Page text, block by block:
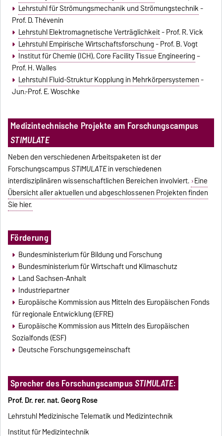
Lehrstuhl für Strömungsmechanik und Strömungstechnik-
Prof. D. Thévenin
Lehrstuhl Elektromagnetische Verträglichkeit- Prof. R. Vick
Lehrstuhl Empirische Wirtschaftsforschung- Prof. B. Vogt
Institut für Chemie (ICH), Core Facility Tissue Engineering–
Prof. H. Walles
Lehrstuhl Fluid-Struktur Kopplung in Mehrkörpersystemen-
Jun.-Prof. E. Woschke
Medizintechnische Projekte am Forschungscampus
STIMULATE
Neben den verschiedenen Arbeitspaketen ist der
ForschungscampusSTIMULATEin verschiedenen
interdisziplinären wissenschaftlichen Bereichen involviert. Eine
Übersicht aller aktuellen und abgeschlossenen Projekten finden
Sie hier.
Förderung
Bundesministerium für Bildung und Forschung
Bundesministerium für Wirtschaft und Klimaschutz
Land Sachsen-Anhalt
Industriepartner
Europäische Kommission aus Mitteln des Europäischen Fonds
für regionale Entwicklung (EFRE)
Europäische Kommission aus Mitteln des Europäischen
Sozialfonds (ESF)
Deutsche Forschungsgemeinschaft
Sprecher des ForschungscampusSTIMULATE:
Prof. Dr. rer. nat. Georg Rose
Lehrstuhl Medizinische Telematik und Medizintechnik
Institut für Medizintechnik